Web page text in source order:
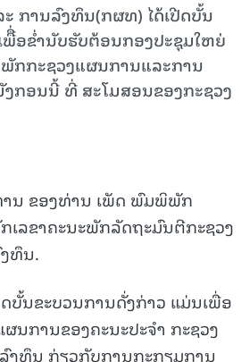
ການລົງທຶນ(ກຜທ) ໄດ້ເປີດບັ້ນ
ພືື່ອຂໍ່ານັບຮັບຕ້ອນກອງປະຊຸມໃຫຍ່
ກກະຊວງແຜນການແລະການ
ກອນນີ້ ທີ່ ສະໂມສອນຂອງກະຊວງ
ານ ຂອງທ່ານ ເພັດ ພົມພິພັກ
ເລຂາຄະນະພັກລັດຖະມົນຕີກະຊວງ
ທຶນ.
ບັ້ນຂະບວນການດັ່ງກ່າວ ແມ່ນເພື່ອ
ນການຂອງຄະນະປະຈຳ ກະຊວງ
ງທຶນ ກ່ຽວກັບການກະກຽມການ